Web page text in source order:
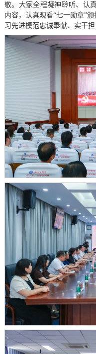
敬。大家全程凝神聆听、认
内容，认真观看“七一勋章”
习先进模范忠诚奉献、实干担